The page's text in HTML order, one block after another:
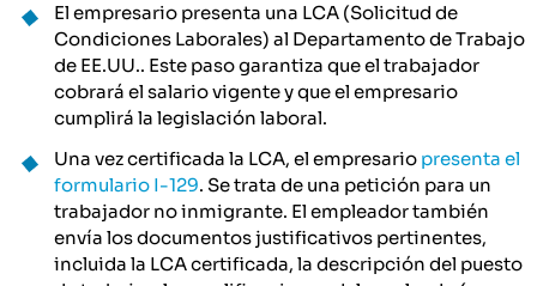
El empresario presenta una LCA (Solicitud de
Condiciones Laborales) al Departamento de Trabajo
de EE.UU.. Este paso garantiza que el trabajador
cobrará el salario vigente y que el empresario
cumplirá la legislación laboral.
Una vez certificada la LCA, el empresario presenta el
formulario I-129. Se trata de una petición para un
trabajador no inmigrante. El empleador también
envía los documentos justificativos pertinentes,
incluida la LCA certificada, la descripción del puesto